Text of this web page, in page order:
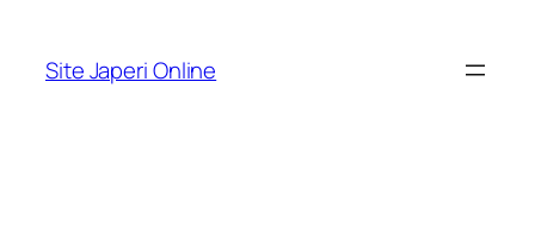
Site Japeri Online